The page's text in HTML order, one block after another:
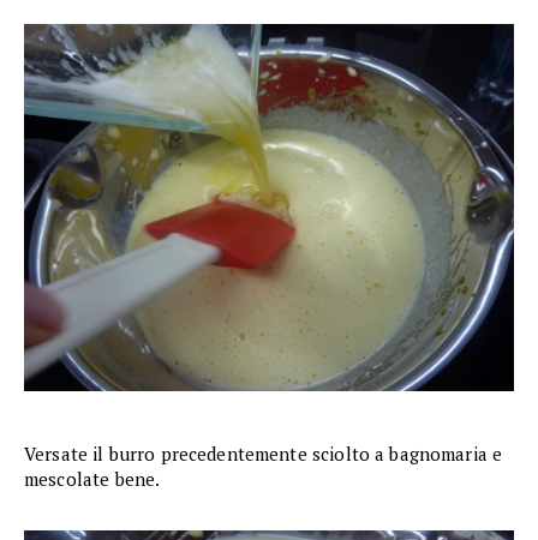
Versate il burro precedentemente sciolto a bagnomaria e
mescolate bene.